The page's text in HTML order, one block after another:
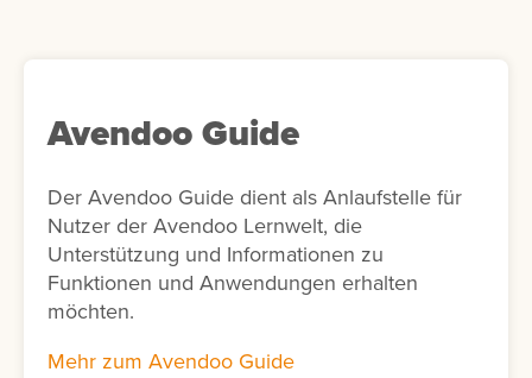
werden. In diesem Fall schlägt die KI
passende Interessen für die Nutzer vor. Ist
stattdessen alle verfügbaren Interessen
angezeigt.
Avendoo Guide
Der Avendoo Guide dient als Anlaufstelle für
Nutzer der Avendoo Lernwelt, die
Unterstützung und Informationen zu
Funktionen und Anwendungen erhalten
möchten.
Mehr zum Avendoo Guide